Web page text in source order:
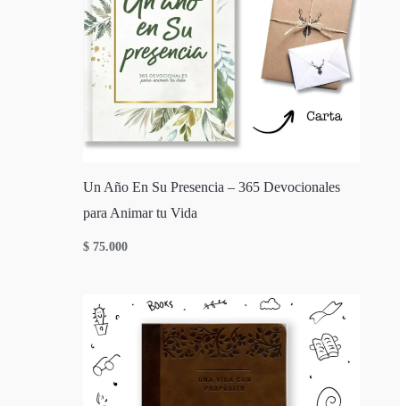
Un Año En Su Presencia – 365 Devocionales
para Animar tu Vida
$ 75.000